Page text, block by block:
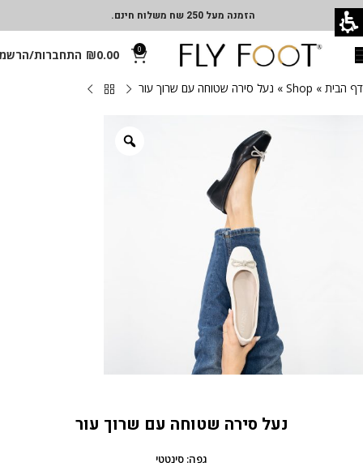
הזמנה מעל 250 שח משלוח חינם.
0
₪0.00 התחברות/
דף הבית »
Shop
» נעל סירה שטוחה עם שרוך עור
נעל סירה שטוחה עם שרוך עור
גפה: סינטטי